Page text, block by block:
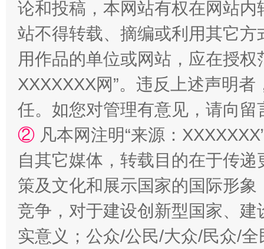
站台名比不上好声名
漫山遍野的桃花与雪山、麦地、白藏房 除
论和投稿，本网站有权在网站
站不得转载、摘编或利用其它
用作品的单位或网站，应在授
XXXXXXX网”。违反上述声明
任。如您对管理有意见，请向
② 凡本网注明“来源：
自其它媒体，转载目的在于传
策及文化和展示国家的国际形
竞争，对于建设创新型国家、
实意义；公众/公民/大众/民众/